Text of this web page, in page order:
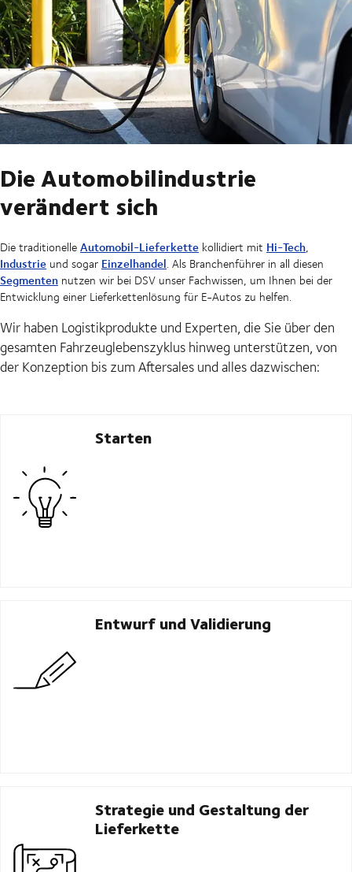
Die Automobilindustrie
verändert sich
Die traditionelleAutomobil-Lieferkette kollidiert mit Hi-Tech,
Industrie und sogar Einzelhandel. Als Branchenführer in all diesen
Segmenten nutzen wir bei DSV unser Fachwissen, um Ihnen bei der
Entwicklung einer Lieferkettenlösung für E-Autos zu helfen.
Wir haben Logistikprodukte und Experten, die Sie über den
gesamten Fahrzeuglebenszyklus hinweg unterstützen, von
der Konzeption bis zum Aftersales und alles dazwischen:
Starten
Entwurf und Validierung
Strategie und Gestaltung der
Lieferkette